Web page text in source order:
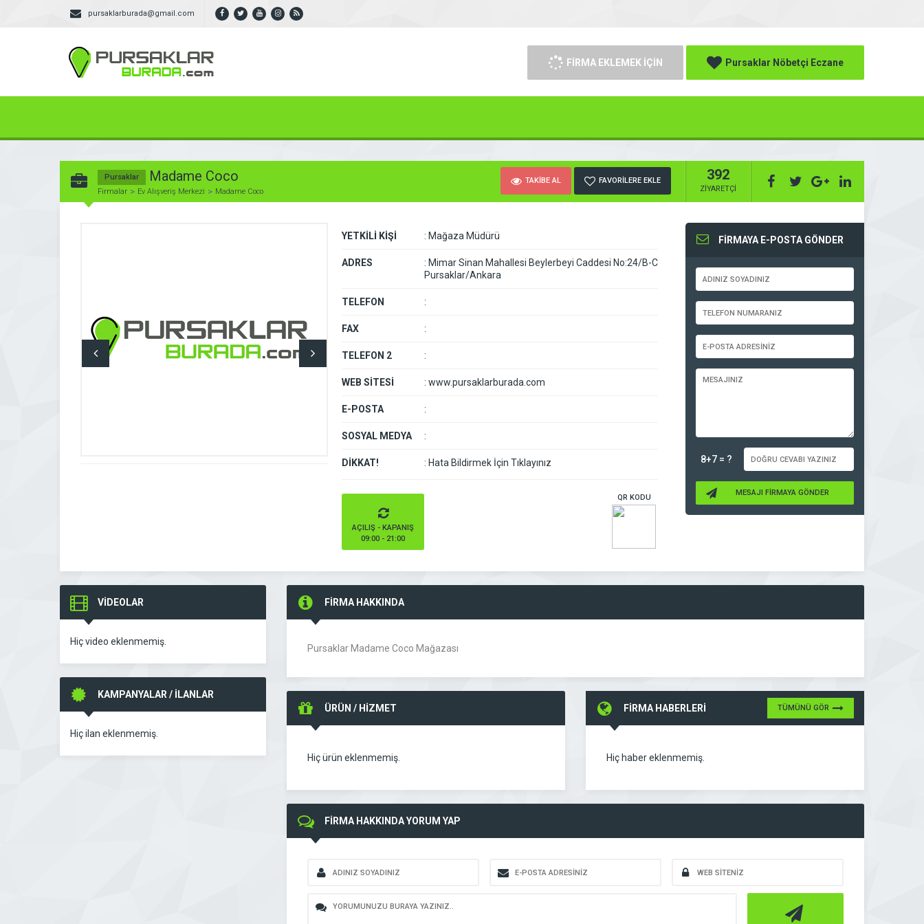
pursaklarburada@gmail.com
FİRMA EKLEMEK İÇİN Pursaklar Nöbetçi Eczane
Pursaklar Madame Coco
Firmalar Ev Alışveriş Merkezi Madame Coco
TAKİBE AL FAVORİLERE EKLE 392
ZİYARETÇİ
YETKİLİ KİŞİ : Mağaza Müdürü
ADRES : Mimar Sinan Mahallesi Beylerbeyi Caddesi No:24/B-C
Pursaklar/Ankara
TELEFON :
FAX :
TELEFON 2 :
WEB SİTESİ : www.pursaklarburada.com
E-POSTA :
SOSYAL MEDYA :
DİKKAT! : Hata Bildirmek İçin Tıklayınız
AÇILIŞ - KAPANIŞ
09:00 - 21:00
QR KODU
FİRMAYA E-POSTA GÖNDER
8+7 = ?
MESAJI FİRMAYA GÖNDER
VİDEOLAR
Hiç video eklenmemiş.
KAMPANYALAR / İLANLAR
Hiç ilan eklenmemiş.
FİRMA HAKKINDA
Pursaklar Madame Coco Mağazası
ÜRÜN / HİZMET
Hiç ürün eklenmemiş.
FİRMA HABERLERİ TÜMÜNÜ GÖR
Hiç haber eklenmemiş.
FİRMA HAKKINDA YORUM YAP